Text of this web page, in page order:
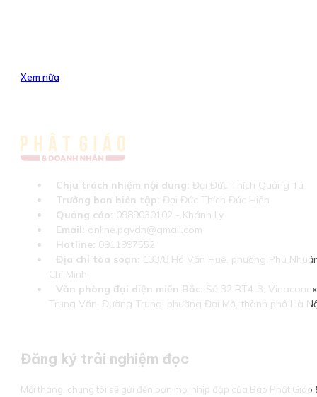
Xem nữa
Chịu trách nhiệm nội dung: Đại Đức Thích Quảng Tú
Trưởng ban biên tập: Đại Đức Thích Đức Hiển
Quảng cáo: 0989030102 - Khánh Ly
Email: online.pgvdn@gmail.com
Hotline: 0911997552
Địa chỉ tòa soạn: 133/8 Hồ Văn Huê, phường Phú
Chí Minh
Văn phòng đại diện miền Bắc: Số 32 BT4-3,
Trung Văn, Đường Trung, phường Đại Mỗ, thành phố Hà
Đăng ký trải nghiệm đọc
Mỗi tháng, chúng tôi sẽ gửi đến bạn mọi nhịp đập của Báo Phật Giáo